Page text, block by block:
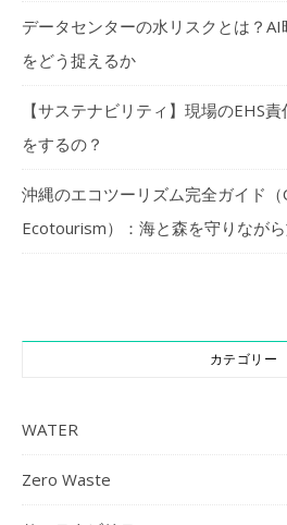
データセンターの水リスクとは？AI
をどう捉えるか
【サステナビリティ】現場のEHS
をするの？
沖縄のエコツーリズム完全ガイド（
Ecotourism）：海と森を守りなが
カテゴリー
WATER
Zero Waste